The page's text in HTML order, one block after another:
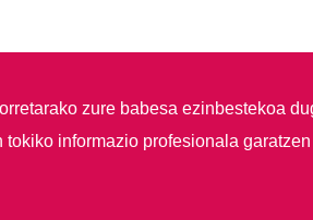
zure babesa ezinbestekoa
informazio profesionala garatzen